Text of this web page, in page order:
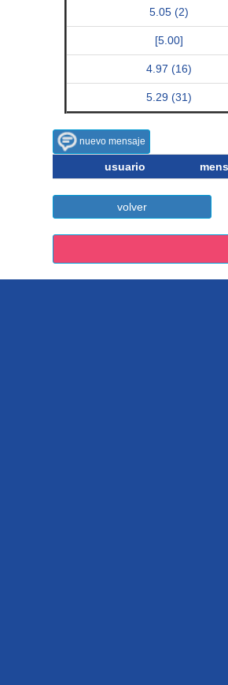
5.05 (2)
[5.00]
4.97 (16)
5.29 (31)
nuevo mensaje
usuario
volver